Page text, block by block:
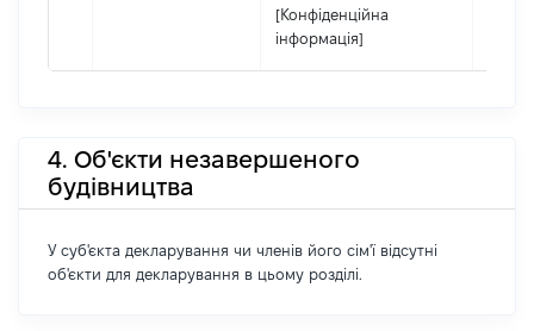
[Конфіденційна
інформація]
4. Об'єкти незавершеного
будівництва
У суб'єкта декларування чи членів його сім'ї відсутні
об'єкти для декларування в цьому розділі.